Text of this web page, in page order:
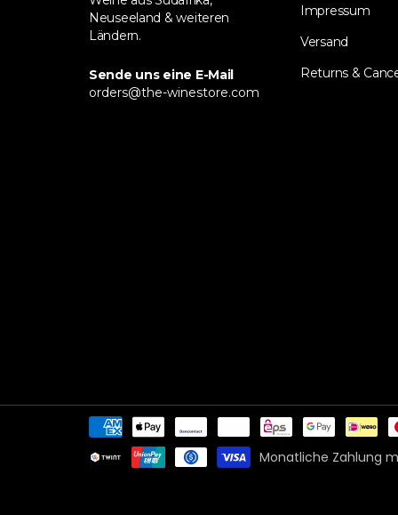
Neuseeland & weiteren
Ländern.
Sende uns eine E-Mail
orders@the-winestore.com
Impressum
Versand
Returns &
Zahlungsmethoden
Monatliche Zahlung